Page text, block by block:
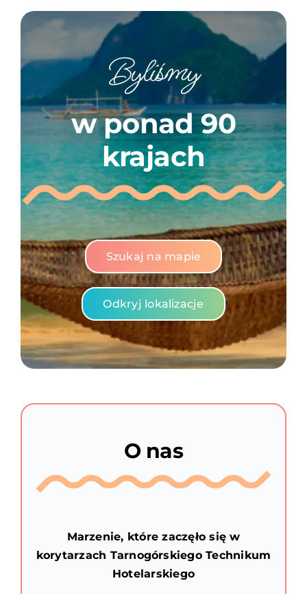
Byliśmy
w ponad 90
krajach
Szukaj na mapie
Odkryj lokalizacje
O nas
Marzenie, które zaczęło się w
korytarzach Tarnogórskiego Technikum
Hotelarskiego